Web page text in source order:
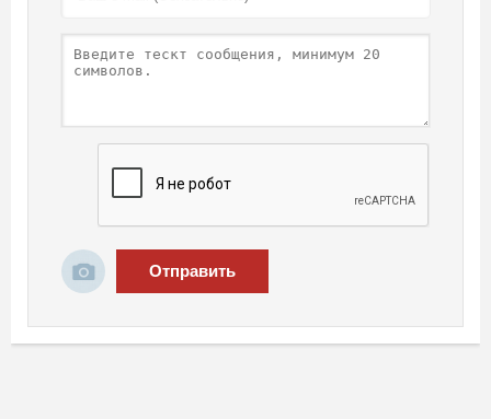
Отправить